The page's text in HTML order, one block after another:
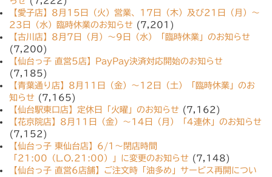
【愛子店】8月15日（火）営業、17日（木）及び21日（月）〜
23日（水）臨時休業のお知らせ (7,201)
【古川店】8月7日（月）〜9日（水）「臨時休業」のお知らせ
(7,200)
【仙台っ子 直営5店】PayPay決済対応開始のお知らせ
(7,185)
【青葉通り店】8月11日（金）〜12日（土）「臨時休業」のお
知らせ (7,165)
【仙台駅東口店】定休日「火曜」のお知らせ (7,162)
【花京院店】8月11日（金）〜14日（月）「4連休」のお知らせ
(7,152)
【仙台っ子 東仙台店】6/1〜閉店時間
「21:00（L.O.21:00）」に変更のお知らせ (7,148)
【仙台っ子 直営6店舗】ご注文時「油多め」サービス再開につい